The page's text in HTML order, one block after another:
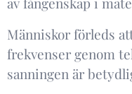
Människor förleds
frekvenser genom
sanningen är